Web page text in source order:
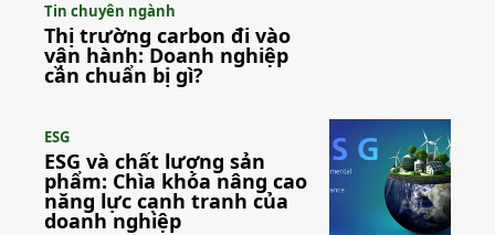
Tin chuyên ngành
Thị trường carbon đi vào
vận hành: Doanh nghiệp
cần chuẩn bị gì?
ESG
ESG và chất lượng sản
phẩm: Chìa khóa nâng cao
năng lực cạnh tranh của
doanh nghiệp